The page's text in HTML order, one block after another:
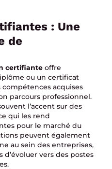
: Une
de
certifiante offre
ou un certificat
acquises
parcours professionnel.
l’accent sur des
qui les rend
pour le marché du
peuvent également
au sein des entreprises,
vers des postes